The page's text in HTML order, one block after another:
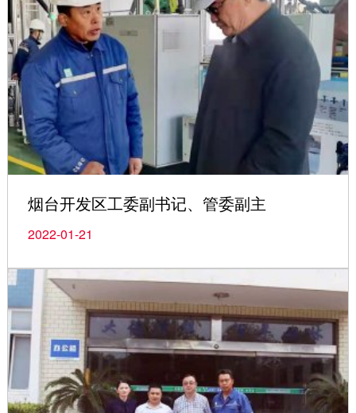
烟台开发区工委副书记、管委副主
2022-01-21